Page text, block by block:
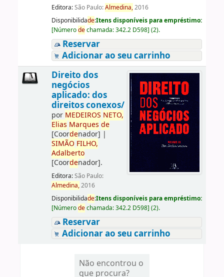
Editora:São Paulo:Almedina,2016
Disponibilidade:Itens disponíveis para empréstimo:
[Númerodechamada:342.2 D598] (2).
Reservar
Adicionar ao seu carrinho
Direito dos
negócios
aplicado: dos
direitos conexos/
por MEDEIROS NETO,
Elias Marques de
[Coordenador] |
SIMÃO FILHO,
Adalberto
[Coordenador].
Editora:São Paulo:
Almedina,2016
Disponibilidade:Itens disponíveis para empréstimo:
[Númerodechamada:342.2 D598] (2).
Reservar
Adicionar ao seu carrinho
Não encontrou o
que procura?